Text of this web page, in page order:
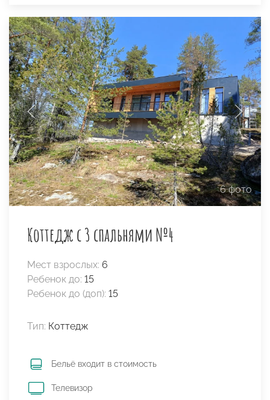
6 фото
Коттедж с 3 спальнями №4
Мест взрослых: 6
Ребенок до: 15
Ребенок до (доп): 15
Тип: Коттедж
Бельё входит в стоимость
Телевизор